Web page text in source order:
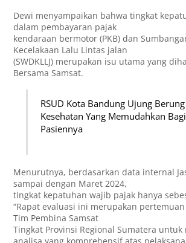
Dewi menyampaikan bahwa tingkat
dalam pembayaran pajak
kendaraan bermotor (PKB) dan
Kecelakaan Lalu Lintas jalan
(SWDKLLJ) merupakan isu utama yang
Bersama Samsat.
RSUD Kota Bandung Ujung
Kesehatan Yang Memudahkan
Pasiennya
Menurutnya, berdasarkan data internal
sampai dengan Maret 2024,
tingkat kepatuhan wajib pajak hanya
“Rapat evaluasi ini merupakan
Tim Pembina Samsat
Tingkat Provinsi Regional Sumatera untuk
analisa yang komprehensif atas